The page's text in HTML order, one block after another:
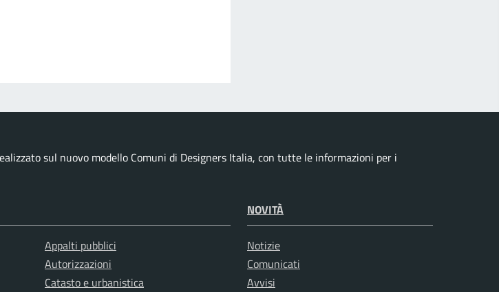
sul nuovo modello Comuni di Designers Italia, con tutte le informazioni per i
Appalti pubblici
Autorizzazioni
Catasto e urbanistica
NOVITÀ
Notizie
Comunicati
Avvisi